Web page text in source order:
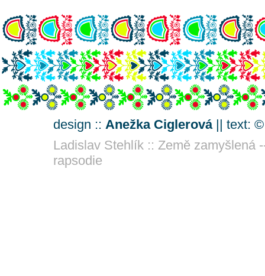
design :: Anežka Ciglerová|| text: ©
Ladislav Stehlík :: Země zamyšlená
rapsodie